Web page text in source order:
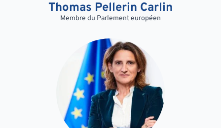
Thomas Pellerin Carlin
Membre du Parlement européen